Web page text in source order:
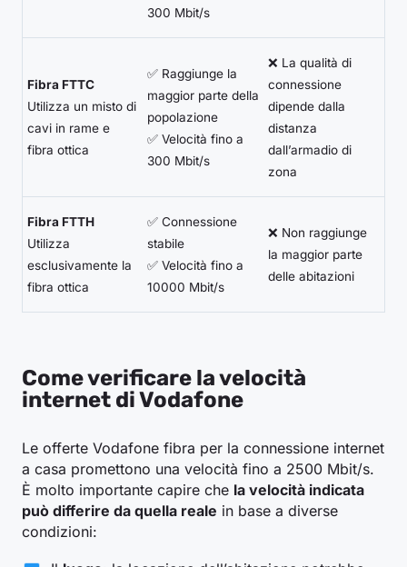
300 Mbit/s
Fibra FTTC
Utilizza un misto di
cavi in rame e
fibra ottica
✅ Raggiunge la
maggior parte della
popolazione
✅ Velocità fino a
300 Mbit/s
❌ La qualità di
connessione
dipende dalla
distanza
dall’armadio di
zona
Fibra FTTH
Utilizza
esclusivamente la
fibra ottica
✅ Connessione
stabile
✅ Velocità fino a
10000 Mbit/s
❌ Non raggiunge
la maggior parte
delle abitazioni
Come verificare la velocità
internet di Vodafone
Le offerte Vodafone fibra per la connessione internet
a casa promettono una velocità fino a 2500 Mbit/s.
È molto importante capire che la velocità indicata
può differire da quella reale in base a diverse
condizioni: